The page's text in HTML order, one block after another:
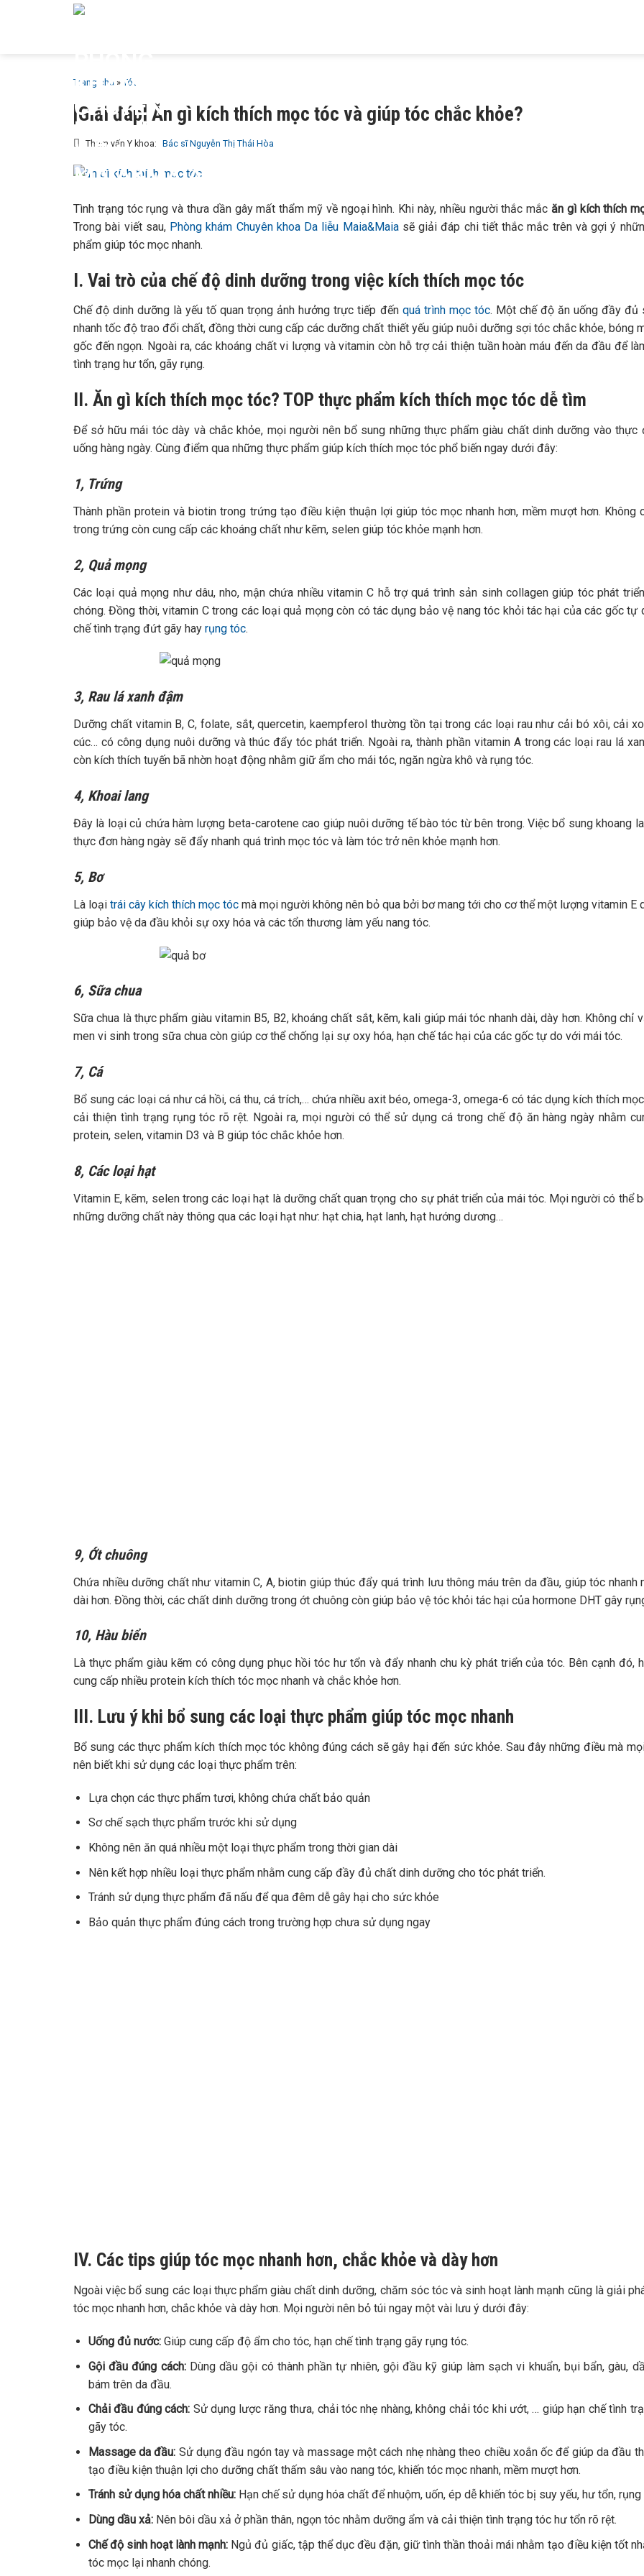
Trang chủ » Tóc
[Giải đáp] Ăn gì kích thích mọc tóc và giúp tóc chắc khỏe?
Tham vấn Y khoa: Bác sĩ Nguyễn Thị Thái Hòa
Tình trạng tóc rụng và thưa dần gây mất thẩm mỹ về ngoại hình. Khi này, nhiều người thắc mắc ăn gì kích thích
Trong bài viết sau, Phòng khám Chuyên khoa Da liễu Maia&Maiasẽ giải đáp chi tiết thắc mắc trên và gợi ý
phẩm giúp tóc mọc nhanh.
I. Vai trò của chế độ dinh dưỡng trong việc kích thích mọc tóc
Chế độ dinh dưỡng là yếu tố quan trọng ảnh hưởng trực tiếp đến quá trình mọc tóc. Một chế độ ăn uống đầy đủ
nhanh tốc độ trao đổi chất, đồng thời cung cấp các dưỡng chất thiết yếu giúp nuôi dưỡng sợi tóc chắc khỏe, bóng
gốc đến ngọn. Ngoài ra, các khoáng chất vi lượng và vitamin còn hỗ trợ cải thiện tuần hoàn máu đến da đầu để
tình trạng hư tổn, gãy rụng.
II. Ăn gì kích thích mọc tóc? TOP thực phẩm kích thích mọc tóc dễ tìm
Để sở hữu mái tóc dày và chắc khỏe, mọi người nên bổ sung những thực phẩm giàu chất dinh dưỡng vào thực
uống hàng ngày. Cùng điểm qua những thực phẩm giúp kích thích mọc tóc phổ biến ngay dưới đây:
1, Trứng
Thành phần protein và biotin trong trứng tạo điều kiện thuận lợi giúp tóc mọc nhanh hơn, mềm mượt hơn. Không
trong trứng còn cung cấp các khoáng chất như kẽm, selen giúp tóc khỏe mạnh hơn.
2, Quả mọng
Các loại quả mọng như dâu, nho, mận chứa nhiều vitamin C hỗ trợ quá trình sản sinh collagen giúp tóc phát
chóng. Đồng thời, vitamin C trong các loại quả mọng còn có tác dụng bảo vệ nang tóc khỏi tác hại của các gốc tự
chế tình trạng đứt gãy hay rụng tóc.
3, Rau lá xanh đậm
Dưỡng chất vitamin B, C, folate, sắt, quercetin, kaempferol thường tồn tại trong các loại rau như cải bó xôi, cải
cúc… có công dụng nuôi dưỡng và thúc đẩy tóc phát triển. Ngoài ra, thành phần vitamin A trong các loại rau lá
còn kích thích tuyến bã nhờn hoạt động nhằm giữ ẩm cho mái tóc, ngăn ngừa khô và rụng tóc.
4, Khoai lang
Đây là loại củ chứa hàm lượng beta-carotene cao giúp nuôi dưỡng tế bào tóc từ bên trong. Việc bổ sung khoang
thực đơn hàng ngày sẽ đẩy nhanh quá trình mọc tóc và làm tóc trở nên khỏe mạnh hơn.
5, Bơ
Là loại trái cây kích thích mọc tóc mà mọi người không nên bỏ qua bởi bơ mang tới cho cơ thể một lượng vitamin E
giúp bảo vệ da đầu khỏi sự oxy hóa và các tổn thương làm yếu nang tóc.
6, Sữa chua
Sữa chua là thực phẩm giàu vitamin B5, B2, khoáng chất sắt, kẽm, kali giúp mái tóc nhanh dài, dày hơn. Không chỉ
men vi sinh trong sữa chua còn giúp cơ thể chống lại sự oxy hóa, hạn chế tác hại của các gốc tự do với mái tóc.
7, Cá
Bổ sung các loại cá như cá hồi, cá thu, cá trích,… chứa nhiều axit béo, omega-3, omega-6 có tác dụng kích thích
cải thiện tình trạng rụng tóc rõ rệt. Ngoài ra, mọi người có thể sử dụng cá trong chế độ ăn hàng ngày nhằm
protein, selen, vitamin D3 và B giúp tóc chắc khỏe hơn.
8, Các loại hạt
Vitamin E, kẽm, selen trong các loại hạt là dưỡng chất quan trọng cho sự phát triển của mái tóc. Mọi người có thể
những dưỡng chất này thông qua các loại hạt như: hạt chia, hạt lanh, hạt hướng dương…
9, Ớt chuông
Chứa nhiều dưỡng chất như vitamin C, A, biotin giúp thúc đẩy quá trình lưu thông máu trên da đầu, giúp tóc nhanh
dài hơn. Đồng thời, các chất dinh dưỡng trong ớt chuông còn giúp bảo vệ tóc khỏi tác hại của hormone DHT gây
10, Hàu biển
Là thực phẩm giàu kẽm có công dụng phục hồi tóc hư tổn và đẩy nhanh chu kỳ phát triển của tóc. Bên cạnh đó,
cung cấp nhiều protein kích thích tóc mọc nhanh và chắc khỏe hơn.
III. Lưu ý khi bổ sung các loại thực phẩm giúp tóc mọc nhanh
Bổ sung các thực phẩm kích thích mọc tóc không đúng cách sẽ gây hại đến sức khỏe. Sau đây những điều mà
nên biết khi sử dụng các loại thực phẩm trên:
Lựa chọn các thực phẩm tươi, không chứa chất bảo quản
Sơ chế sạch thực phẩm trước khi sử dụng
Không nên ăn quá nhiều một loại thực phẩm trong thời gian dài
Nên kết hợp nhiều loại thực phẩm nhằm cung cấp đầy đủ chất dinh dưỡng cho tóc phát triển.
Tránh sử dụng thực phẩm đã nấu để qua đêm dễ gây hại cho sức khỏe
Bảo quản thực phẩm đúng cách trong trường hợp chưa sử dụng ngay
IV. Các tips giúp tóc mọc nhanh hơn, chắc khỏe và dày hơn
Ngoài việc bổ sung các loại thực phẩm giàu chất dinh dưỡng, chăm sóc tóc và sinh hoạt lành mạnh cũng là giải
tóc mọc nhanh hơn, chắc khỏe và dày hơn. Mọi người nên bỏ túi ngay một vài lưu ý dưới đây:
Uống đủ nước: Giúp cung cấp độ ẩm cho tóc, hạn chế tình trạng gãy rụng tóc.
Gội đầu đúng cách:Dùng dầu gội có thành phần tự nhiên, gội đầu kỹ giúp làm sạch vi khuẩn, bụi bẩn, gàu,
bám trên da đầu.
Chải đầu đúng cách: Sử dụng lược răng thưa, chải tóc nhẹ nhàng, không chải tóc khi ướt, … giúp hạn chế tình
gãy tóc.
Massage da đầu: Sử dụng đầu ngón tay và massage một cách nhẹ nhàng theo chiều xoắn ốc để giúp da đầu
tạo điều kiện thuận lợi cho dưỡng chất thấm sâu vào nang tóc, khiến tóc mọc nhanh, mềm mượt hơn.
Tránh sử dụng hóa chất nhiều: Hạn chế sử dụng hóa chất để nhuộm, uốn, ép dễ khiến tóc bị suy yếu, hư tổn, rụng
Dùng dầu xả: Nên bôi dầu xả ở phần thân, ngọn tóc nhằm dưỡng ẩm và cải thiện tình trạng tóc hư tổn rõ rệt.
Chế độ sinh hoạt lành mạnh: Ngủ đủ giấc, tập thể dục đều đặn, giữ tình thần thoải mái nhằm tạo điều kiện tốt
tóc mọc lại nhanh chóng.